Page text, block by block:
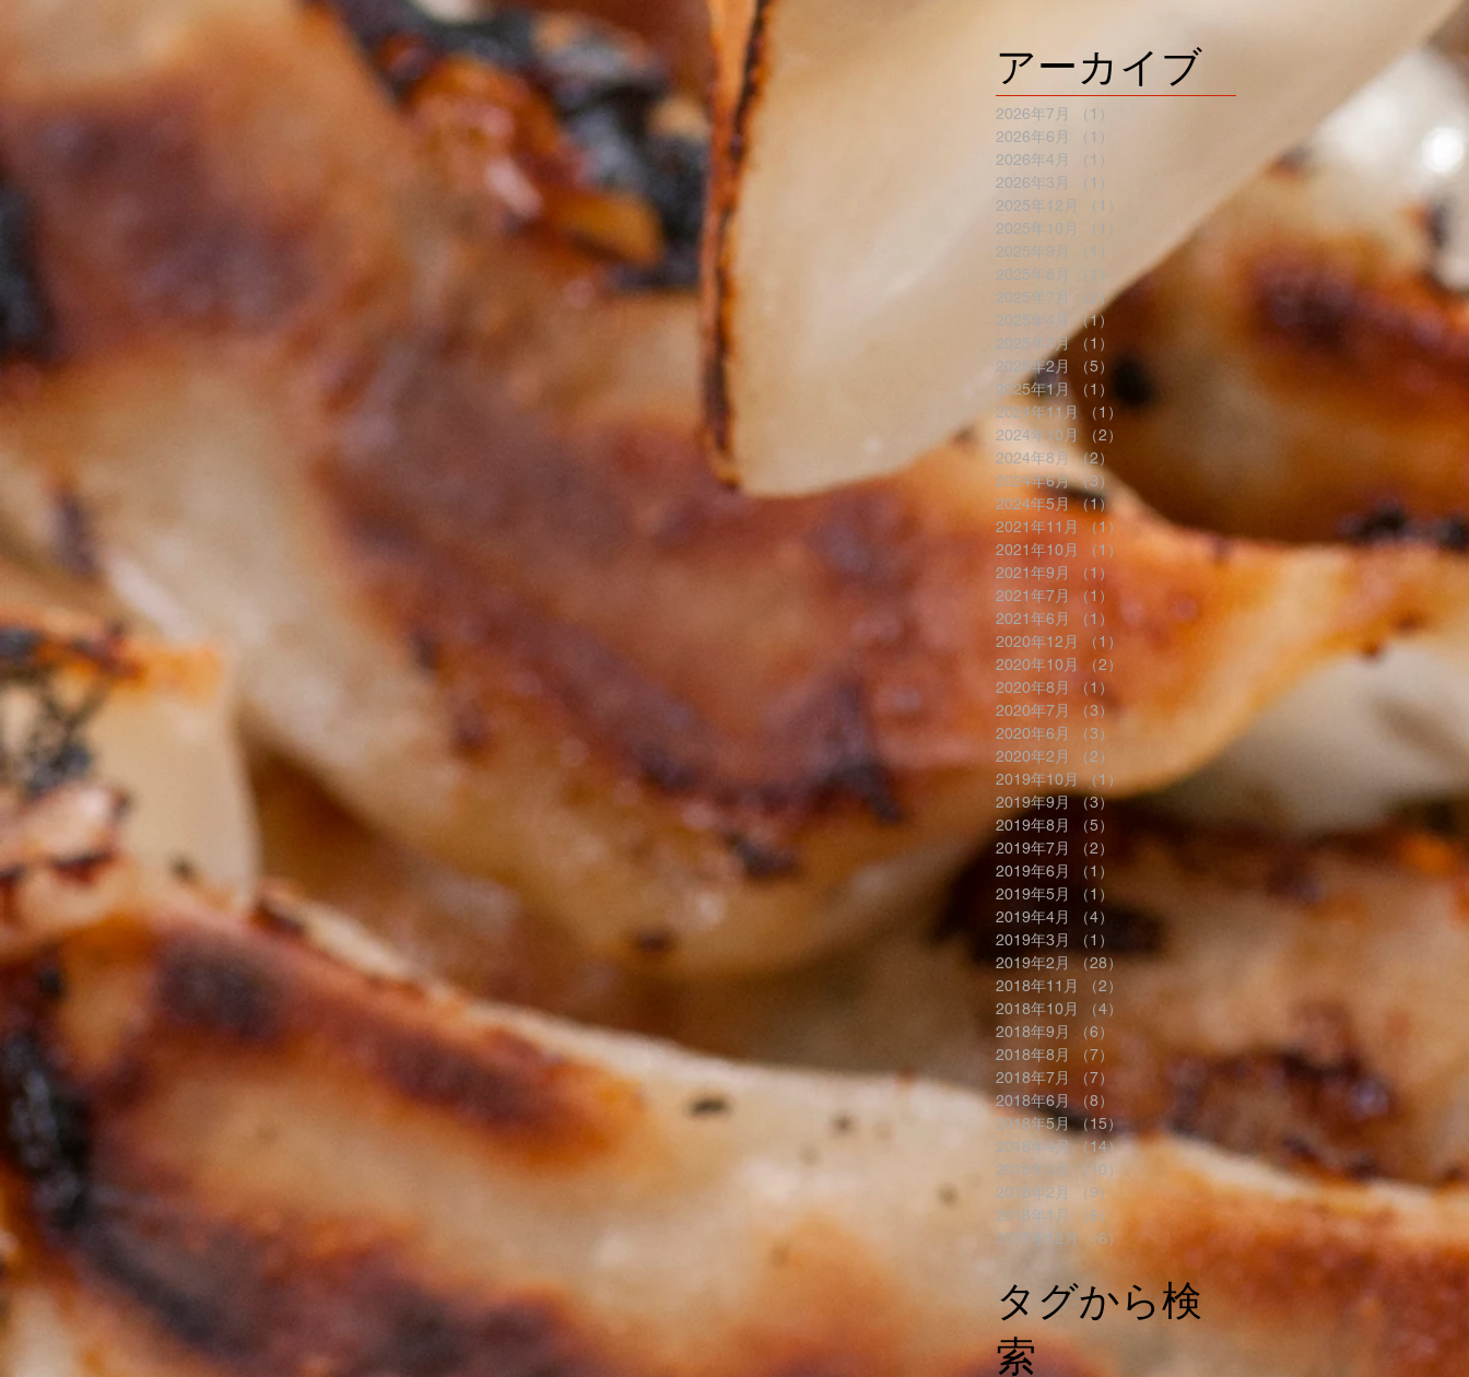
アーカイブ
2026年7月 （1）
2026年6月
（1）
2026年4月
（1）
2026年3月
（1）
2025年12月
（1）
2025年10月
（1）
1件の記事
2025年9月
（1）
1件の記事
2025年8月
（1）
1件の記事
2025年7月
（2）2件の記事
2025年4月
（1）
2025年3月
（1）
2025年2月
（5）
2025年1月
（1）
2024年11月
（1）1件の記事
2024年10月
（2）
2024年8月 （2）
2024年6月 （3）3件の記事
2024年5月 （1）
1件の記事
2021年11月
（1）
1件の記事
2021年10月
（1）
1件の記事
2021年9月
（1）
2021年7月 （1）
2021年6月
（1）
1件の記事
2020年12月
（1）
2020年10月
（2）
2020年8月
（1）
1件の記事
2020年7月
（3）3件の記事
2020年6月
（3）
2020年2月
（2）
2019年10月 （1）1件の記事
2019年9月
（3）3件の記事
2019年8月
（5）
2019年7月
（2）
2019年6月
（1）
2019年5月
（1）
2019年4月
（4）
4件の記事
2019年3月
（1）
2019年2月 （28）28件の記事
2018年11月
（2）
2018年10月
（4）
2018年9月
（6）
2018年8月
（7）
2018年7月
（7）
2018年6月
（8）
2018年5月
（15）
2018年4月 （14）14件の記事
2018年3月
（10）
10件の記事
2018年2月
（9）
9件の記事
2018年1月
（6）
2017年12月
（6） 6件の記事
タグから検
索